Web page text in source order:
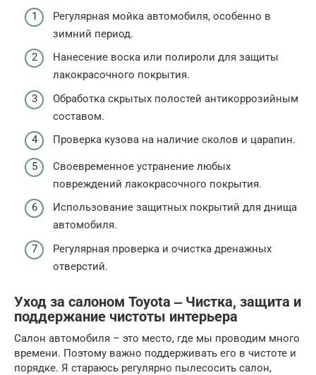
Регулярная мойка автомобиля, особенно в
зимний период.
Нанесение воска или полироли для защиты
лакокрасочного покрытия.
Обработка скрытых полостей антикоррозийным
составом.
Проверка кузова на наличие сколов и царапин.
Своевременное устранение любых
повреждений лакокрасочного покрытия.
Использование защитных покрытий для днища
автомобиля.
Регулярная проверка и очистка дренажных
отверстий.
Уход за салоном Toyota ‒ Чистка, защита и
поддержание чистоты интерьера
Салон автомобиля – это место, где мы проводим много
времени. Поэтому важно поддерживать его в чистоте и
порядке. Я стараюсь регулярно пылесосить салон,